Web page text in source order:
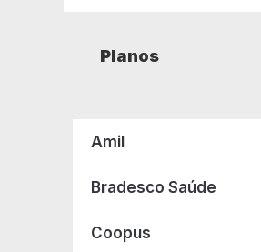
Planos
Amil
Bradesco Saúde
Coopus